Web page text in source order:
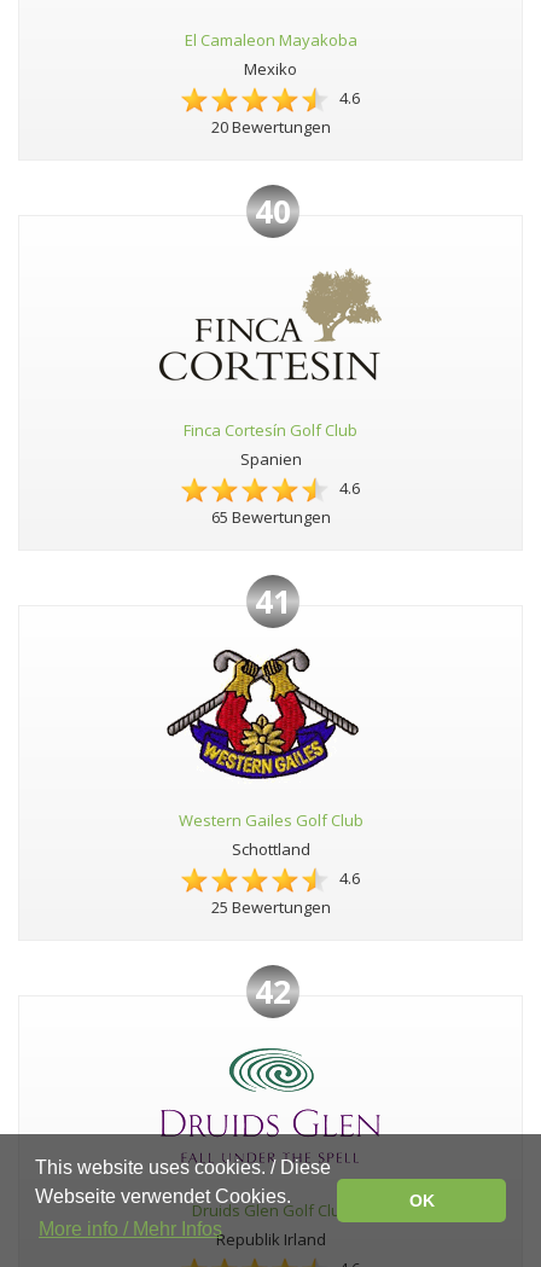
El Camaleon Mayakoba
Mexiko
4.6
20 Bewertungen
40
Finca Cortesín Golf Club
Spanien
4.6
65 Bewertungen
41
Western Gailes Golf Club
Schottland
4.6
25 Bewertungen
42
Druids Glen Golf Club
Republik Irland
This website uses cookies. / Diese
Webseite verwendet Cookies.
More info / Mehr Infos
OK